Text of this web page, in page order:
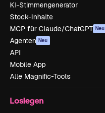
KI-Stimmengenerator
Stock-Inhalte
MCP für Claude/ChatGPT Neu
Agenten Neu
API
Mobile App
Alle Magnific-Tools
Loslegen